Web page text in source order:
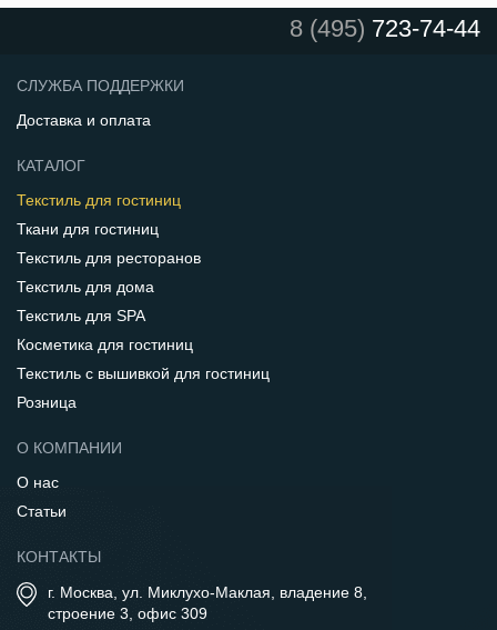
8 (495) 723-74-44
СЛУЖБА ПОДДЕРЖКИ
Доставка и оплата
КАТАЛОГ
Текстиль для гостиниц
Ткани для гостиниц
Текстиль для ресторанов
Текстиль для дома
Текстиль для SPA
Косметика для гостиниц
Текстиль с вышивкой для гостиниц
Розница
О КОМПАНИИ
О нас
Статьи
КОНТАКТЫ
г. Москва, ул. Миклухо-Маклая, владение 8,
строение 3, офис 309